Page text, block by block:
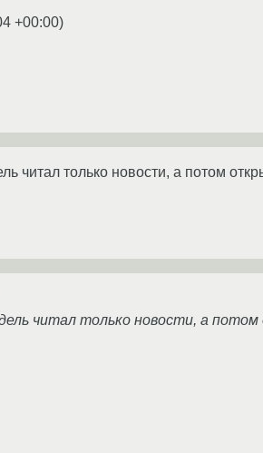
+00:00)
читал только новости, а потом
читал только новости, а